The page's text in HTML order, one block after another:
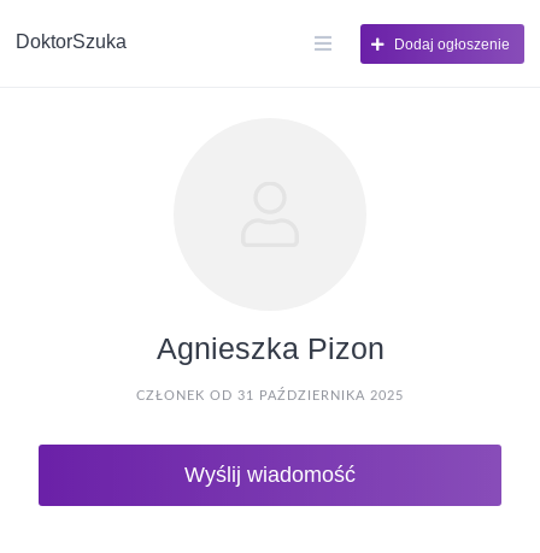
DoktorSzuka Dodaj ogłoszenie
Agnieszka Pizon
CZŁONEK OD 31 PAŹDZIERNIKA 2025
Wyślij wiadomość